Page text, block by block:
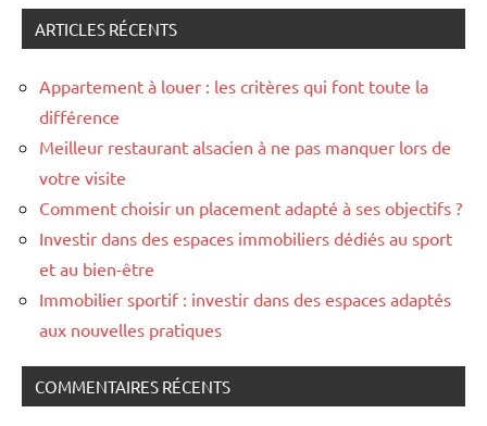
ARTICLES RÉCENTS
Appartement à louer : les critères qui font toute la
différence
Meilleur restaurant alsacien à ne pas manquer lors de
votre visite
Comment choisir un placement adapté à ses objectifs ?
Investir dans des espaces immobiliers dédiés au sport
et au bien-être
Immobilier sportif : investir dans des espaces adaptés
aux nouvelles pratiques
COMMENTAIRES RÉCENTS